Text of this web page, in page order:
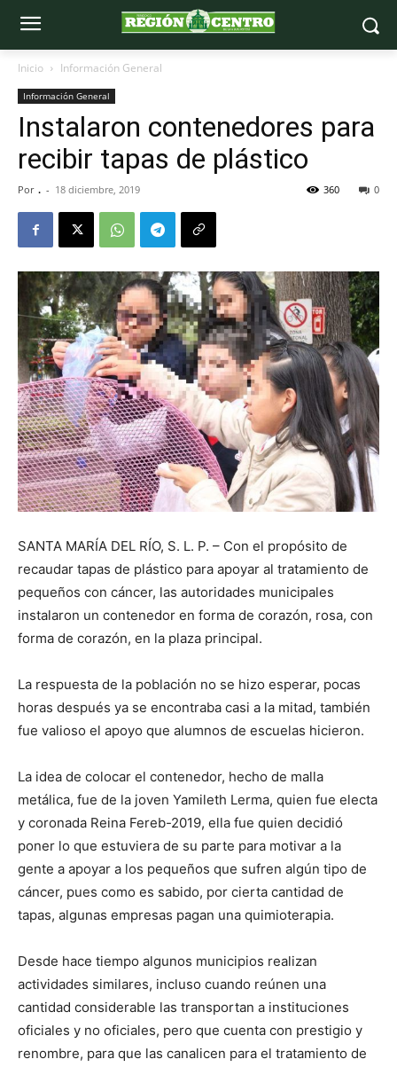
Inicio Información General
Información General
Instalaron contenedores para
recibir tapas de plástico
Por . - 18 diciembre, 2019 0
360
SANTA MARÍA DEL RÍO, S. L. P. – Con el propósito de
recaudar tapas de plástico para apoyar al tratamiento de
pequeños con cáncer, las autoridades municipales
instalaron un contenedor en forma de corazón, rosa, con
forma de corazón, en la plaza principal.
La respuesta de la población no se hizo esperar, pocas
horas después ya se encontraba casi a la mitad, también
fue valioso el apoyo que alumnos de escuelas hicieron.
La idea de colocar el contenedor, hecho de malla
metálica, fue de la joven Yamileth Lerma, quien fue electa
y coronada Reina Fereb-2019, ella fue quien decidió
poner lo que estuviera de su parte para motivar a la
gente a apoyar a los pequeños que sufren algún tipo de
cáncer, pues como es sabido, por cierta cantidad de
tapas, algunas empresas pagan una quimioterapia.
Desde hace tiempo algunos municipios realizan
actividades similares, incluso cuando reúnen una
cantidad considerable las transportan a instituciones
oficiales y no oficiales, pero que cuenta con prestigio y
renombre, para que las canalicen para el tratamiento de